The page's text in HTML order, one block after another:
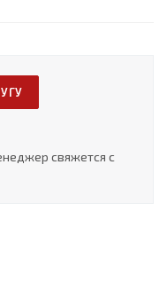
свяжется с